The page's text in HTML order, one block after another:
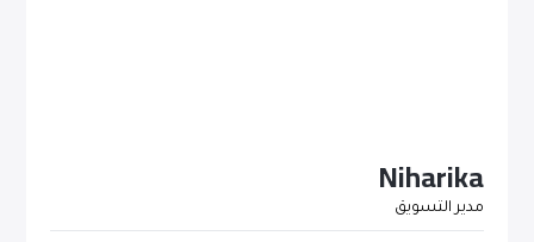
Niharika
مدير التسويق